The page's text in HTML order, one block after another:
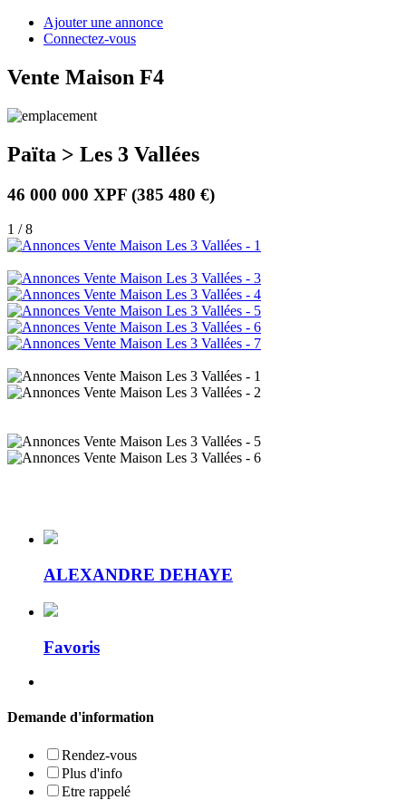
Ajouter une annonce
Connectez-vous
Vente Maison F4
Païta > Les 3 Vallées
46 000 000 XPF (385 480 €)
1 / 8
ALEXANDRE DEHAYE
Favoris
Demande d'information
Rendez-vous
Plus d'info
Etre rappelé